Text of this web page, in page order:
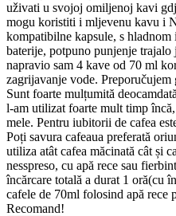
uživati u svojoj omiljenoj kavi
mogu koristiti i mljevenu kavu i
kompatibilne kapsule, s
baterije, potpuno punjenje
napravio sam 4 kave od 70 ml
zagrijavanje vode. Preporučujem
Sunt foarte mulțumită
l-am utilizat foarte mult timp
mele. Pentru iubitorii de cafea
Poți savura cafeaua preferată
utiliza atât cafea măcinată cât și
nesspreso, cu apă rece sau
încărcare totală a durat 1 oră(cu
cafele de 70ml folosind apă rece
Recomand!